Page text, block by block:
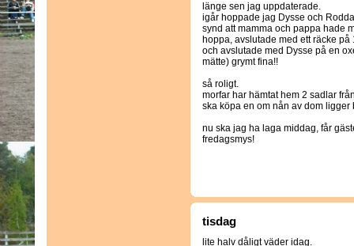
länge sen jag uppdaterade.
igår hoppade jag Dysse och
synd att mamma och pappa hade
hoppa, avslutade med ett räcke på
och avslutade med Dysse på en
mätte) grymt fina!!
så roligt.
morfar har hämtat hem 2 sadlar
ska köpa en om nån av dom ligger
nu ska jag ha laga middag, får
fredagsmys!
tisdag
lite halv dåligt väder idag.